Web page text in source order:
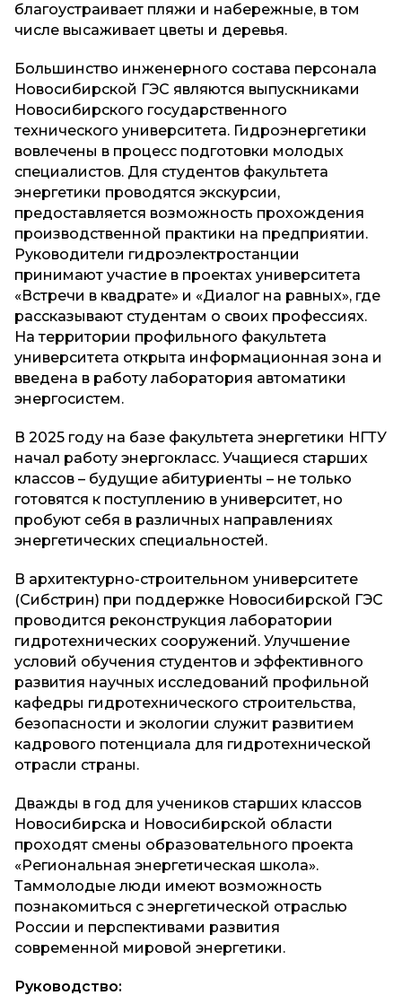
благоустраивает пляжи и набережные, в том
числе высаживает цветы и деревья.
Большинство инженерного состава персонала
Новосибирской ГЭС являются выпускниками
Новосибирского государственного
технического университета. Гидроэнергетики
вовлечены в процесс подготовки молодых
специалистов. Для студентов факультета
энергетики проводятся экскурсии,
предоставляется возможность прохождения
производственной практики на предприятии.
Руководители гидроэлектростанции
принимают участие в проектах университета
«Встречи в квадрате» и «Диалог на равных», где
рассказывают студентам о своих профессиях.
На территории профильного факультета
университета открыта информационная зона и
введена в работу лаборатория автоматики
энергосистем.
В 2025 году на базе факультета энергетики НГТУ
начал работу энергокласс. Учащиеся старших
классов – будущие абитуриенты – не только
готовятся к поступлению в университет, но
пробуют себя в различных направлениях
энергетических специальностей.
В архитектурно-строительном университете
(Сибстрин) при поддержке Новосибирской ГЭС
проводится реконструкция лаборатории
гидротехнических сооружений. Улучшение
условий обучения студентов и эффективного
развития научных исследований профильной
кафедры гидротехнического строительства,
безопасности и экологии служит развитием
кадрового потенциала для гидротехнической
отрасли страны.
Дважды в год для учеников старших классов
Новосибирска и Новосибирской области
проходят смены образовательного проекта
«Региональная энергетическая школа».
Таммолодые люди имеют возможность
познакомиться с энергетической отраслью
России и перспективами развития
современной мировой энергетики.
Руководство: